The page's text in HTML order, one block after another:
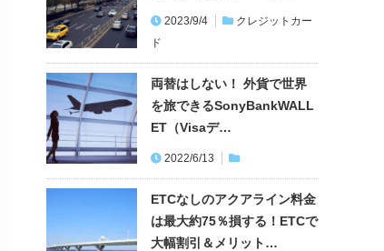
2023/9/4
クレジットカー
ド
両替はしない！ 外貨で世界
を旅できるSonyBankWALL
ET（Visaデ…
2022/6/13
ETCなしのアクアライン料金
は最大約75％損する！ETCで
大幅割引＆メリット…